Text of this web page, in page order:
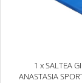
1 x SALTEA
ANASTASIA